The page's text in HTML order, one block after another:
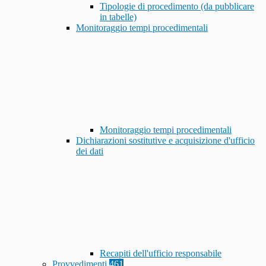
Tipologie di procedimento (da pubblicare
in tabelle)
Monitoraggio tempi procedimentali
Monitoraggio tempi procedimentali
Dichiarazioni sostitutive e acquisizione d'ufficio
dei dati
Recapiti dell'ufficio responsabile